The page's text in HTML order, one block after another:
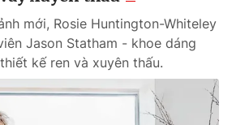
mới, Rosie Huntington-Whiteley
Jason Statham - khoe dáng
kế ren và xuyên thấu.